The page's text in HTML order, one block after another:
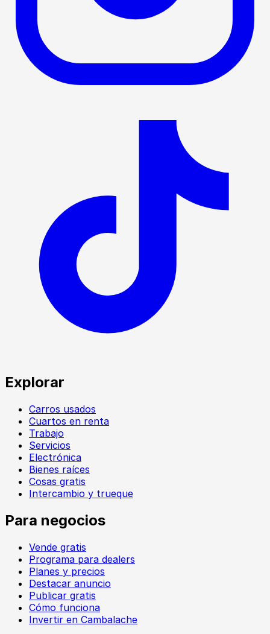
Explorar
Carros usados
Cuartos en renta
Trabajo
Servicios
Electrónica
Bienes raíces
Cosas gratis
Intercambio y trueque
Para negocios
Vende gratis
Programa para dealers
Planes y precios
Destacar anuncio
Publicar gratis
Cómo funciona
Invertir en Cambalache